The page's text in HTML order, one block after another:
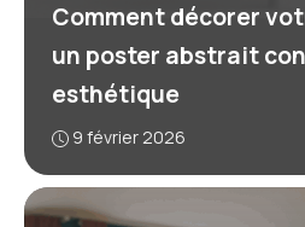
Comment décorer
un poster abstrait
esthétique
9 février 2026